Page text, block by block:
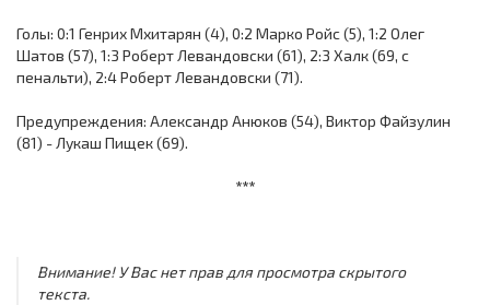
Голы: 0:1 Генрих Мхитарян (4), 0:2 Марко Ройс (5), 1:2 Олег
Шатов (57), 1:3 Роберт Левандовски (61), 2:3 Халк (69, с
пенальти), 2:4 Роберт Левандовски (71).
Предупреждения: Александр Анюков (54), Виктор Файзулин
(81) - Лукаш Пищек (69).
***
Внимание! У Вас нет прав для просмотра скрытого
текста.